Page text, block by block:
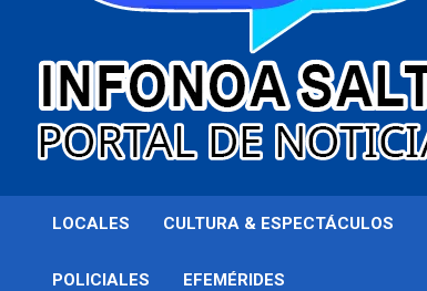
Infonoa Salta
LOCALES CULTURA & ESPECTÁCULOS
POLICIALES EFEMÉRIDES